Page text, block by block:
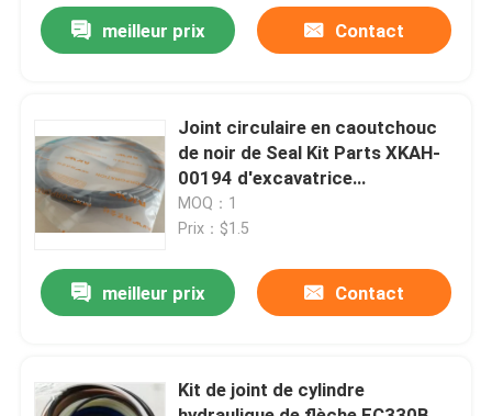
Visite d'usine
Contrôle de qualité
Contactez-nous
Nouvelles
Excavatrice Spare Part
meilleur prix Contact
Joint circulaire en caoutchouc
de noir de Seal Kit Parts XKAH-
00194 d'excavatrice
d'OEM/ODM
MOQ：1
Prix：$1.5
meilleur prix Contact
Kit de joint de cylindre